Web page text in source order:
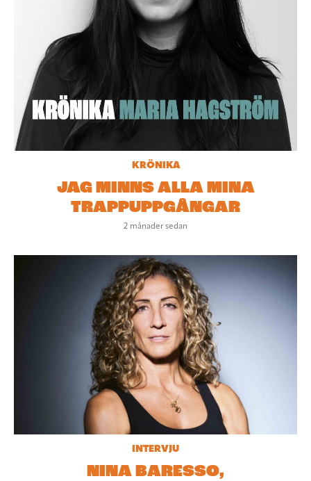
KRÖNIKA
JAG MINNS ALLA MINA
TRAPPUPPGÅNGAR
2 månader sedan
INTERVJU
NINA BARESSO,